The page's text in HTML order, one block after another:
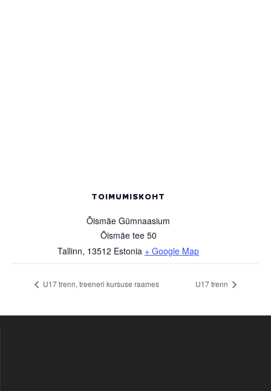
TOIMUMISKOHT
Õismäe Gümnaasium
Õismäe tee 50
Tallinn, 13512 Estonia + Google Map
U17 trenn, treeneri kursuse raames U17 trenn